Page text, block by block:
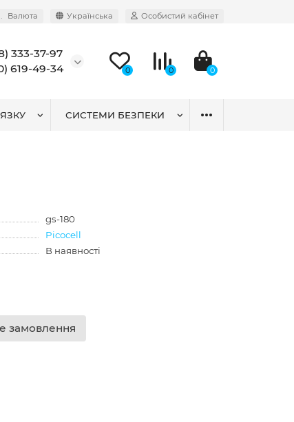
Валюта Українська Особистий кабінет
333-37-97
619-49-34
0 0 0
СИСТЕМИ БЕЗПЕКИ
gs-180
Picocell
В наявності
замовлення